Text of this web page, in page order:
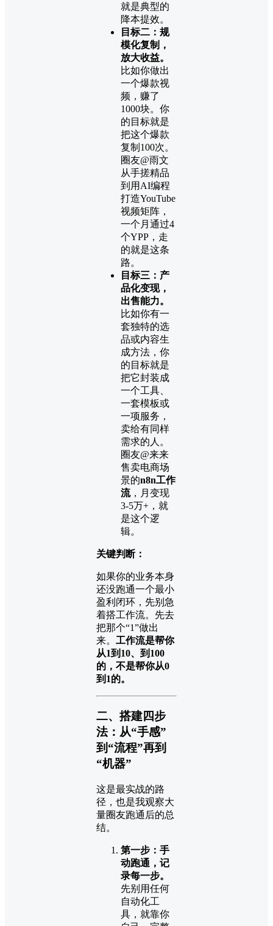
就是典型的
降本提效。
目标二：规
模化复制，
放大收益。
比如你做出
一个爆款视
频，赚了
1000块。你
的目标就是
把这个爆款
复制100次。
圈友@雨文
从手搓精品
到用AI编程
打造YouTube
视频矩阵，
一个月通过4
个YPP，走
的就是这条
路。
目标三：产
品化变现，
出售能力。
比如你有一
套独特的选
品或内容生
成方法，你
的目标就是
把它封装成
一个工具、
一套模板或
一项服务，
卖给有同样
需求的人。
圈友@来来
售卖电商场
景的n8n工作
流，月变现
3-5万+，就
是这个逻
辑。
关键判断：
如果你的业务本身
还没跑通一个最小
盈利闭环，先别急
着搭工作流。先去
把那个“1”做出
来。 工作流是帮你
从1到10、到100
的，不是帮你从0
到1的。
二、搭建四步
法：从“手感”
到“流程”再到
“机器”
这是最实战的路
径，也是我观察大
量圈友跑通后的总
结。
第一步：手
动跑通，记
录每一步。
先别用任何
自动化工
具，就靠你